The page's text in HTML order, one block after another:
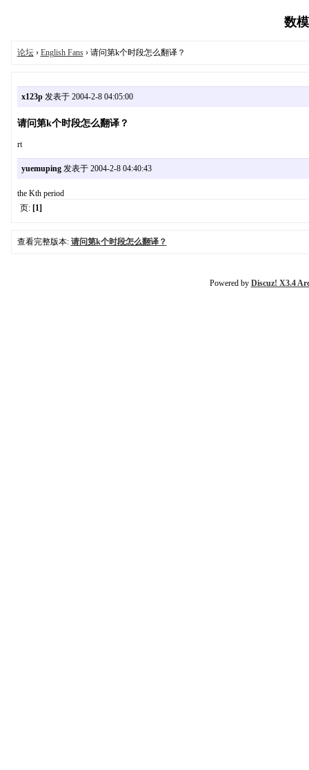
数
论坛› English Fans› 请问第k个时段怎么翻译？
x123p发表于 2004-2-8 04:05:00
请问第k个时段怎么翻译？
rt
yuemuping发表于 2004-2-8 04:40:43
the Kth period
页: [1]
查看完整版本: 请问第k个时段怎么翻译？
Powered by Discuz! X3.4